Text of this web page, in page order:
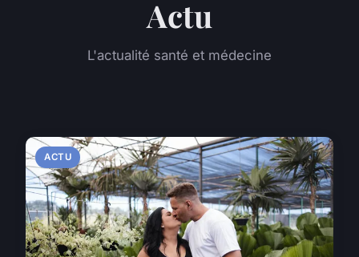
Actu
L'actualité santé et médecine
ACTU